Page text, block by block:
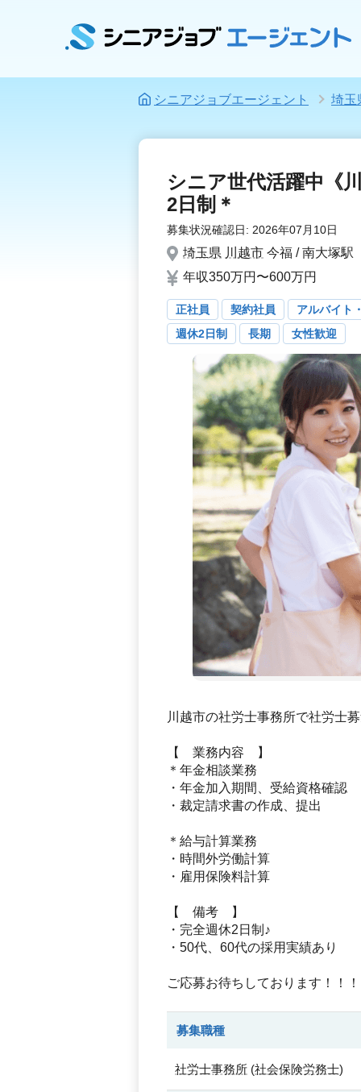
シニアジョブエージェント 埼玉
シニア世代活躍中《
2日制＊
募集状況確認日: 2026年07月10日
埼玉県 川越市 今福 / 南大塚駅
年収350万円〜600万円
正社員 契約社員
アルバイト
週休2日制
長期 女性歓迎
川越市の社労士事務所で社労士
【 業務内容 】
＊年金相談業務
・年金加入期間、受給資格確認
・裁定請求書の作成、提出
＊給与計算業務
・時間外労働計算
・雇用保険料計算
【 備考 】
・完全週休2日制♪
・50代、60代の採用実績あり
ご応募お待ちしております！！
募集職種
社労士事務所 (社会保険労務士)